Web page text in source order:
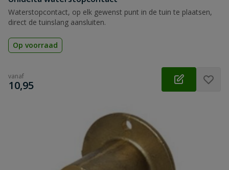
Waterstopcontact, op elk gewenst punt in de tuin te plaatsen,
direct de tuinslang aansluiten.
Op voorraad
vanaf
€
10,95